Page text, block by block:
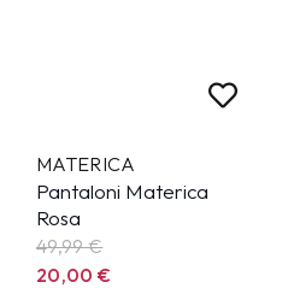
MATERICA
Pantaloni Materica
Rosa
49,99€
20,00€